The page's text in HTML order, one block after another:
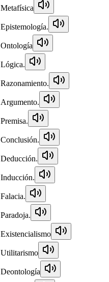
Metafísica
Epistemología.
Ontología
Lógica.
Razonamiento.
Argumento.
Premisa.
Conclusión.
Deducción.
Inducción.
Falacia.
Paradoja.
Existencialismo
Utilitarismo
Deontología